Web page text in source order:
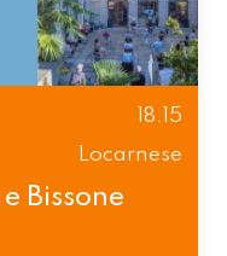
18.15
Locarnese
Bissone